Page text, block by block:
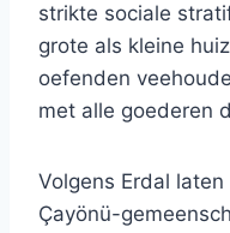
strikte sociale
grote als kleine
oefenden
met alle goederen
Volgens Erdal
Çayönü-